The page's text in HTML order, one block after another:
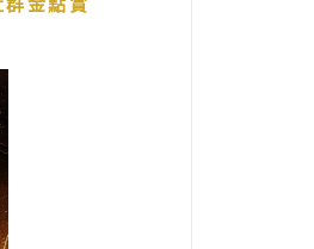
金點賞